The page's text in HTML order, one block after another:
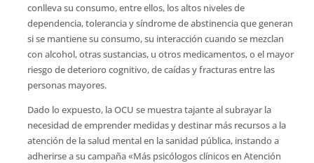
conlleva su consumo, entre ellos, los altos niveles de
dependencia, tolerancia y síndrome de abstinencia que generan
si se mantiene su consumo, su interacción cuando se mezclan
con alcohol, otras sustancias, u otros medicamentos, o el mayor
riesgo de deterioro cognitivo, de caídas y fracturas entre las
personas mayores.
Dado lo expuesto, la OCU se muestra tajante al subrayar la
necesidad de emprender medidas y destinar más recursos a la
atención de la salud mental en la sanidad pública, instando a
adherirse a su campaña «Más psicólogos clínicos en Atención